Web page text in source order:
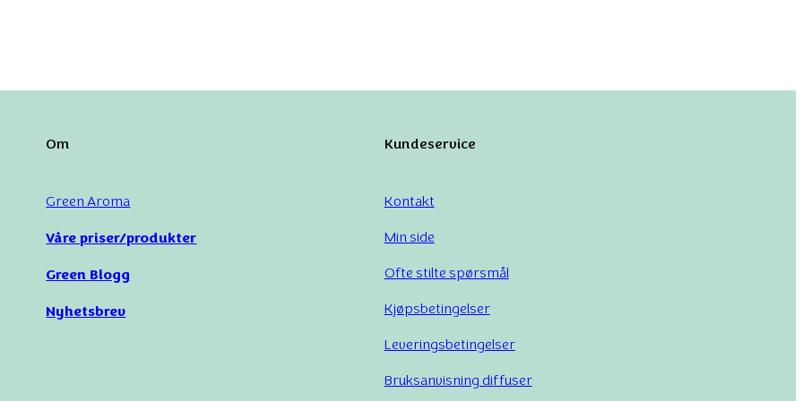
Disse gir ikke bare karakteristiske dufter, men de kan også ha forskjellige virkninger på
og parfymer til medisinske og terapeutiske behandlinger. Dette er de vanligste bruksområdene:
det lettere å slappe av, forbedre konsentrasjonen eller øke søvnkvaliteten. Lavendel er for eksempel kjent
i noen tilfeller kan bidra til smertelindring. Eteriske oljer kan også blandes med bæreoljer for bruk på
Om
Green Aroma
Våre priser/produkter
Green Blogg
Nyhetsbrev
Kundeservice
Kontakt
Min side
Ofte stilte spørsmål
Kjøpsbetingelser
Leveringsbetingelser
Bruksanvisning diffuser